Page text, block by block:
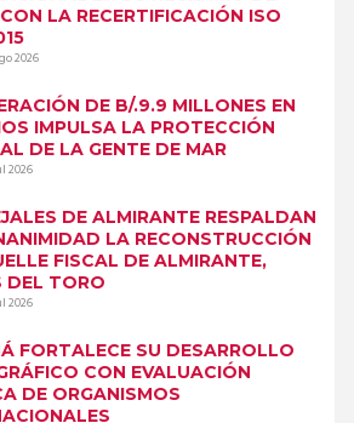
LA RECERTIFICACIÓN ISO
2026
DE B/.9.9 MILLONES EN
IMPULSA LA PROTECCIÓN
DE LA GENTE DE MAR
2026
DE ALMIRANTE RESPALDAN
LA RECONSTRUCCIÓN
FISCAL DE ALMIRANTE,
DEL TORO
2026
FORTALECE SU DESARROLLO
CON EVALUACIÓN
DE ORGANISMOS